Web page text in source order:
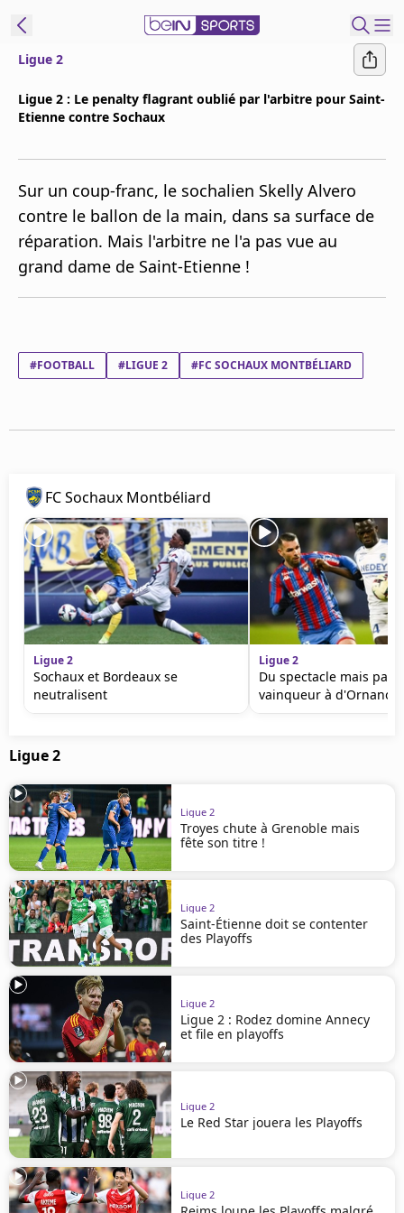
Replays
Podcasts
En Direct
Grille TV
beINSPIRED
Ligue 2
Ligue 2 : Le penalty flagrant oublié par l'arbitre pour Saint-
Etienne contre Sochaux
Sur un coup-franc, le sochalien Skelly Alvero
contre le ballon de la main, dans sa surface de
réparation. Mais l'arbitre ne l'a pas vue au
grand dame de Saint-Etienne !
#FOOTBALL #LIGUE 2 #FC SOCHAUX MONTBÉLIARD
FC Sochaux Montbéliard
Ligue 2
Sochaux et Bordeaux se
neutralisent
Ligue 2
Du spectacle mais pas
vainqueur à d'Ornano
Ligue 2
Ligue 2
Troyes chute à Grenoble mais
fête son titre !
Ligue 2
Saint-Étienne doit se contenter
des Playoffs
Ligue 2
Ligue 2 : Rodez domine Annecy
et file en playoffs
Ligue 2
Le Red Star jouera les Playoffs
Ligue 2